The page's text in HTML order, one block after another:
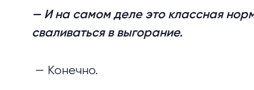
— И на самом деле это классная
сваливаться в выгорание.
— Конечно.